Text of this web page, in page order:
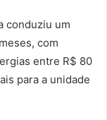
conduziu um
com
entre R$ 80
para a unidade